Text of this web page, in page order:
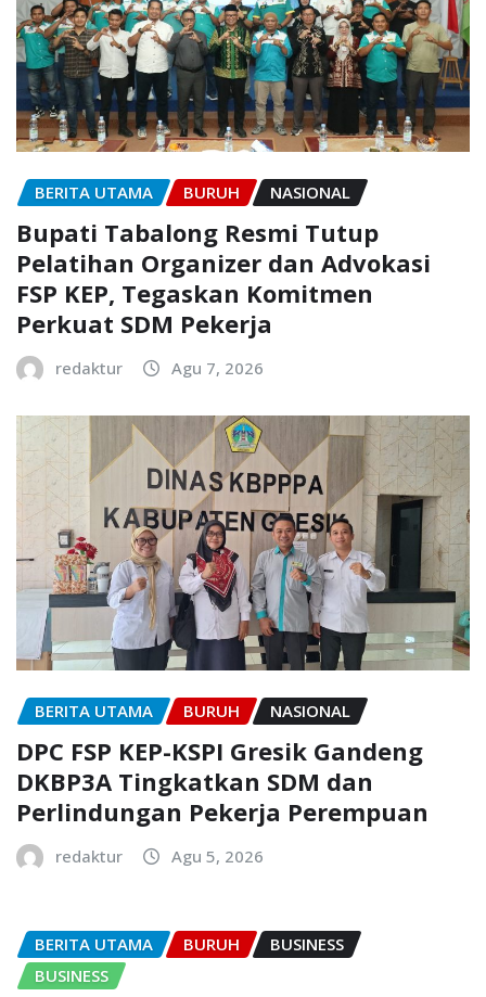
BERITA UTAMA BURUH NASIONAL
Bupati Tabalong Resmi Tutup
Pelatihan Organizer dan Advokasi
FSP KEP, Tegaskan Komitmen
Perkuat SDM Pekerja
redaktur Agu 7, 2026
BERITA UTAMA BURUH NASIONAL
DPC FSP KEP-KSPI Gresik Gandeng
DKBP3A Tingkatkan SDM dan
Perlindungan Pekerja Perempuan
redaktur Agu 5, 2026
BERITA UTAMA BURUH
BUSINESS
BUSINESS